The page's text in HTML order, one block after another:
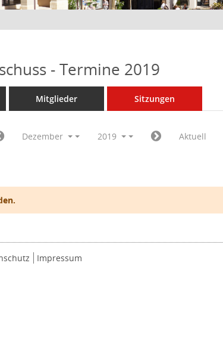
- Termine 2019
Mitglieder Sitzungen
Dezember 2019 Aktuell
Impressum